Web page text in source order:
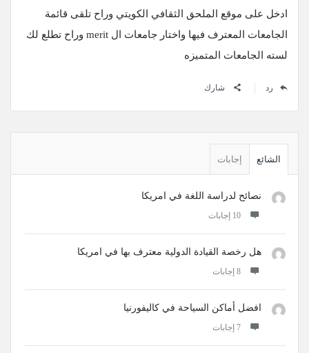
‏‎ادخل على موقع الملحق الثقافي الكويتي وراح تلقى قائمة
الجامعات المعترف فيها واختار جامعات ال merit وراح تطلع لك
لسته الجامعات المتميزه
رد شارك
الجانبيةالشائع إجابات
نصائح لدراسة اللغة في امريكا
‫10 إجابات
هل رخصة القيادة الدولية معترف بها في امريكا
‫8 إجابات
افضل أماكن السياحة في كاليفورنيا
‫7 إجابات